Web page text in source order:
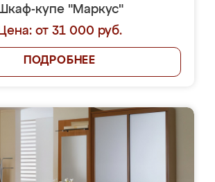
купе "Маркус"
Цена: от 31 000 руб.
ПОДРОБНЕЕ